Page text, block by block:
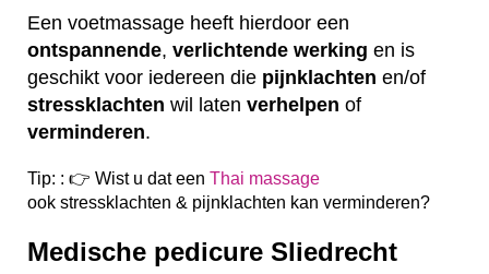
Een voetmassage heeft hierdoor een
ontspannende, verlichtende werking en is
geschikt voor iedereen die pijnklachten en/of
stressklachten wil laten verhelpen of
verminderen.
Tip: : 👉 Wist u dat een Thai massage
ook stressklachten & pijnklachten kan verminderen?
Medische pedicure Sliedrecht